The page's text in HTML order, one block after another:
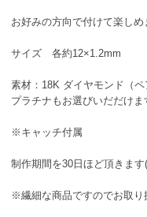
お好みの方向で付けて楽しめ
サイズ 各約12×1.2mm
素材：18K ダイヤモンド（ペ
プラチナもお選びいだだけま
※キャッチ付属
制作期間を30日ほど頂きます
※繊細な商品ですのでお取り